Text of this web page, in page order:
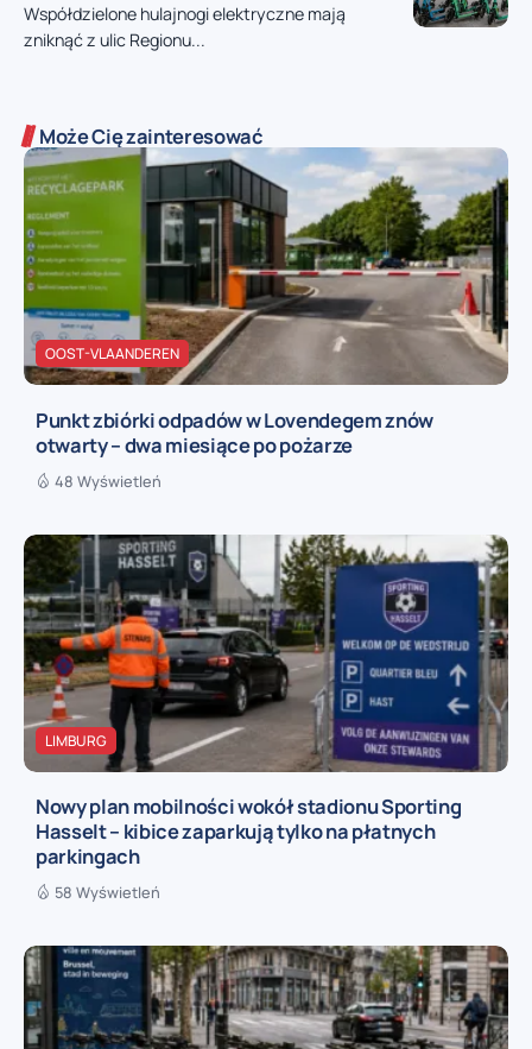
Współdzielone hulajnogi elektryczne mają
zniknąć z ulic Regionu...
Może Cię zainteresować
OOST-VLAANDEREN
Punkt zbiórki odpadów w Lovendegem znów
otwarty – dwa miesiące po pożarze
48 Wyświetleń
LIMBURG
Nowy plan mobilności wokół stadionu Sporting
Hasselt – kibice zaparkują tylko na płatnych
parkingach
58 Wyświetleń